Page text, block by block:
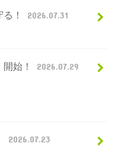
！ 2026.07.31
始！ 2026.07.29
2026.07.23